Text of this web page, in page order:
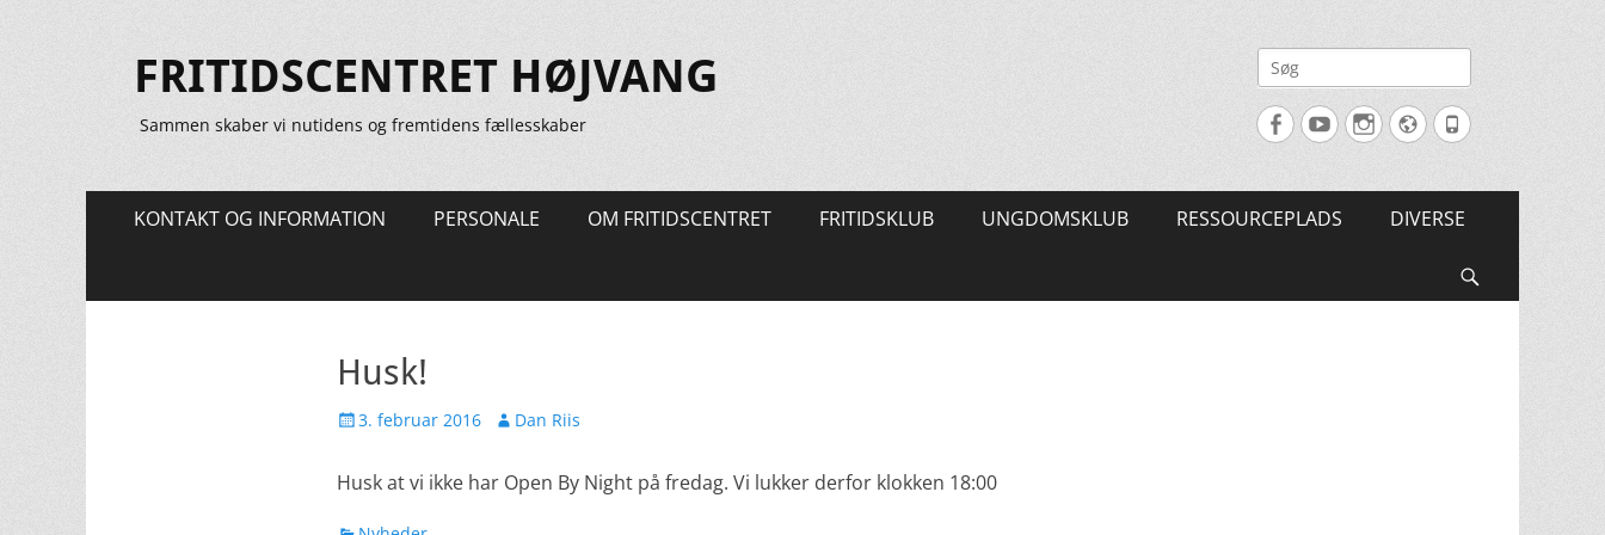
FRITIDSCENTRET HØJVANG
Sammen skaber vi nutidens og fremtidens fællesskaber
Søg
efter:
FacebookYouTubeInstagram
Website
Tlf.
Primær
KONTAKT OG INFORMATION PERSONALE OM FRITIDSCENTRET FRITIDSKLUB UNGDOMSKLUB RESSOURCEPLADS DIVERSE
Husk!
Udgivet
3. februar 2016 Forfatter
Dan Riis
Husk at vi ikke har Open By Night på fredag. Vi lukker derfor klokken 18:00